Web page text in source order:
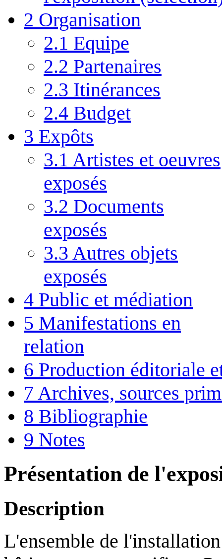
2 Organisation
2.1 Equipe
2.2 Partenaires
2.3 Itinérances
2.4 Budget
3 Expôts
3.1 Artistes et oeuvres
exposés
3.2 Documents
exposés
3.3 Autres objets
exposés
4 Public et médiation
5 Manifestations en
relation
6 Production éditoriale
7 Archives, sources
8 Bibliographie
9 Notes
Présentation de
Description
L'ensemble de